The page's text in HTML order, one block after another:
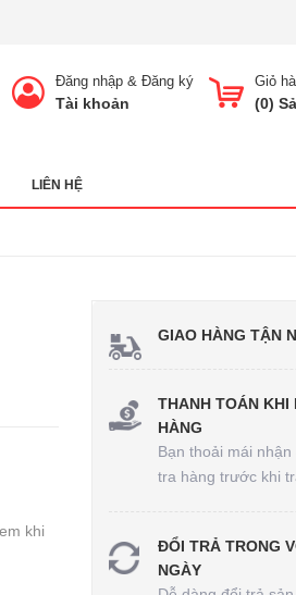
Giỏ
(0)
Đăng nhập & Đăng ký
Tài khoản
LIÊN HỆ
khi
GIAO HÀNG TẬN
THANH TOÁN KHI
HÀNG
Bạn thoải mái nhận
tra hàng trước khi
ĐỔI TRẢ TRONG
NGÀY